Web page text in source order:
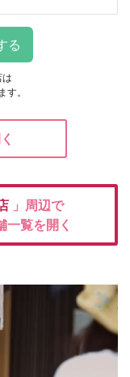
す。
」周辺で
一覧を開く